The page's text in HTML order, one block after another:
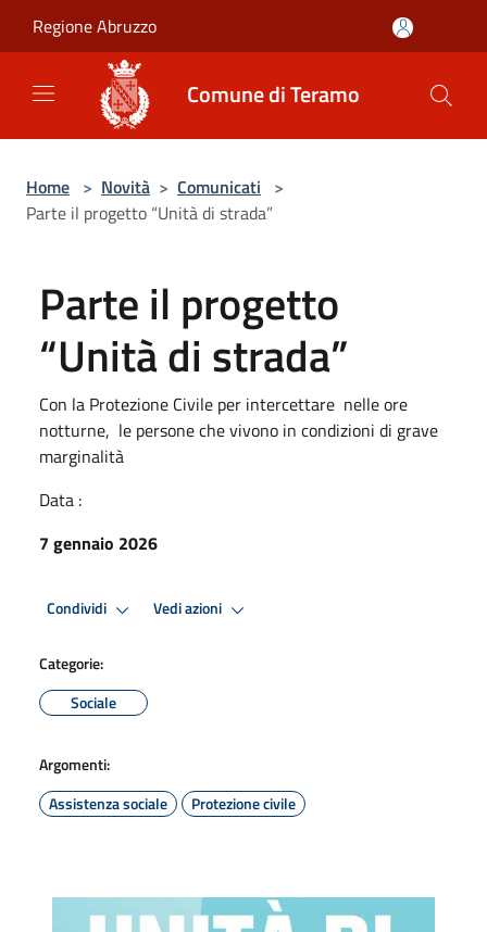
Regione Abruzzo
Comune di Teramo
Home > Novità > Comunicati >
Parte il progetto “Unità di strada”
Parte il progetto
“Unità di strada”
Con la Protezione Civile per intercettare nelle ore
notturne, le persone che vivono in condizioni di grave
marginalità
Data :
7 gennaio 2026
Condividi Vedi azioni
Categorie:
Sociale
Argomenti:
Assistenza sociale
Protezione civile